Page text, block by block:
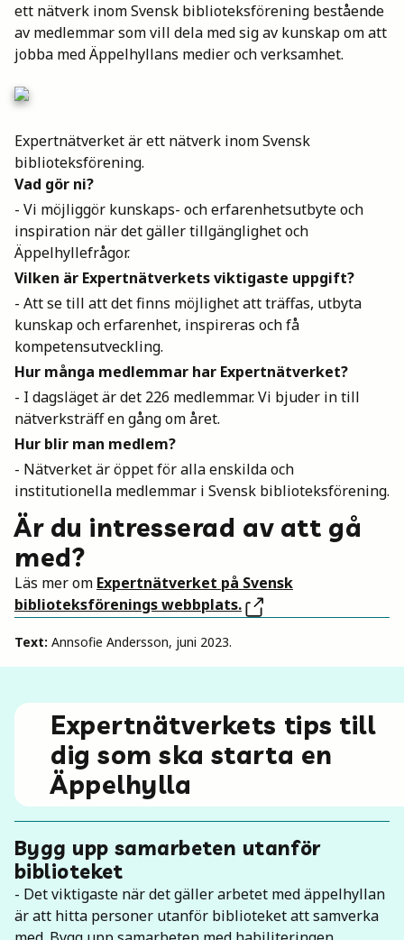
ett nätverk inom Svensk biblioteksförening bestående
av medlemmar som vill dela med sig av kunskap om att
jobba med Äppelhyllans medier och verksamhet.
Expertnätverket är ett nätverk inom Svensk
biblioteksförening.
Vad gör ni?
- Vi möjliggör kunskaps- och erfarenhetsutbyte och
inspiration när det gäller tillgänglighet och
Äppelhyllefrågor.
Vilken är Expertnätverkets viktigaste uppgift?
- Att se till att det finns möjlighet att träffas, utbyta
kunskap och erfarenhet, inspireras och få
kompetensutveckling.
Hur många medlemmar har Expertnätverket?
- I dagsläget är det 226 medlemmar. Vi bjuder in till
nätverksträff en gång om året.
Hur blir man medlem?
- Nätverket är öppet för alla enskilda och
institutionella medlemmar i Svensk biblioteksförening.
Är du intresserad av att gå
med?
Läs mer om Expertnätverket på Svensk
biblioteksförenings webbplats.
Text: Annsofie Andersson, juni 2023.
Expertnätverkets tips till
dig som ska starta en
Äppelhylla
Bygg upp samarbeten utanför
biblioteket
- Det viktigaste när det gäller arbetet med äppelhyllan
är att hitta personer utanför biblioteket att samverka